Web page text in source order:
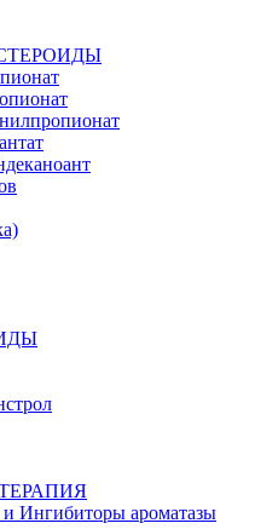
Ингибиторы ароматазы